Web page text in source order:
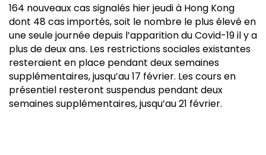
164 nouveaux cas signalés hier jeudi à Hong Kong
dont 48 cas importés, soit le nombre le plus élevé en
une seule journée depuis l’apparition du Covid-19 il y a
plus de deux ans. Les restrictions sociales existantes
resteraient en place pendant deux semaines
supplémentaires, jusqu’au 17 février. Les cours en
présentiel resteront suspendus pendant deux
semaines supplémentaires, jusqu’au 21 février.